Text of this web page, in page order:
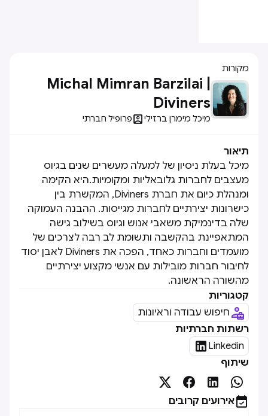
מקורות
Michal Mimran Barzilai |
Diviners
מיכל מימרן ברזיליפרופיל חברתי
תיאור
מיכל בעלת ניסיון של למעלה מעשרים שנים בגיוס
מעצבים לחברות גלובאליות ומקומיות.היא הקימה
ומנהלת כיום את חברת Diviners, המקשרת בין
כישרונות יצירתיים לחברות מגייסות. ההבנה העמוקה
שלה בדינמיקת משאבי אנוש וגיוס בשילוב גישה
המתאפיינת בהקשבה ותשומת לב רבה לצרכים של
מועמדים וחברות כאחד, הפכה את Diviners לאבן יסוד
לחיבור חברות מובילות עם אנשי מקצוע יצירתיים
מהשורה הראשונה.
קטגוריות
חיפוש עבודה וראיונות
רשתות חברתיות
 Linkedin
שיתוף




אירועים קרובים